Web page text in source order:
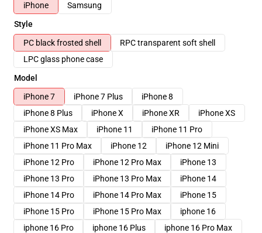
iPhone
Samsung
Style
PC black frosted shell
RPC transparent soft shell
LPC glass phone case
Model
iPhone 7
iPhone 7 Plus
iPhone 8
iPhone 8 Plus
iPhone X iPhone XR
iPhone XS
iPhone XS Max
iPhone 11
iPhone 11 Pro
iPhone 11 Pro Max
iPhone 12
iPhone 12 Mini
iPhone 12 Pro
iPhone 12 Pro Max
iPhone 13
iPhone 13 Pro
iPhone 13 Pro Max
iPhone 14
iPhone 14 Pro
iPhone 14 Pro Max
iPhone 15
iPhone 15 Pro
iPhone 15 Pro Max
iphone 16
iphone 16 Pro
iphone 16 Plus iphone 16 Pro Max